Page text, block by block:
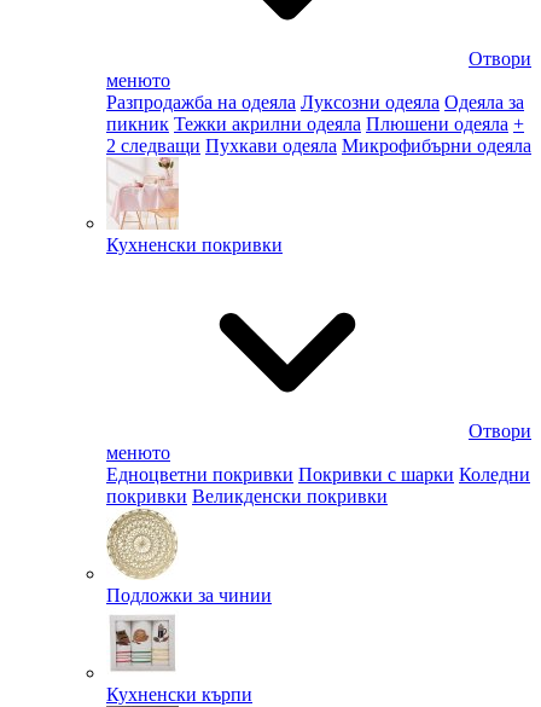
Отвори
менюто
Разпродажба на одеяла Луксозни одеяла Одеяла за
пикник Тежки акрилни одеяла Плюшени одеяла +
2 следващи Пухкави одеяла Микрофибърни одеяла
Кухненски покривки
Отвори
менюто
Едноцветни покривки Покривки с шарки Коледни
покривки Великденски покривки
Подложки за чинии
Кухненски кърпи